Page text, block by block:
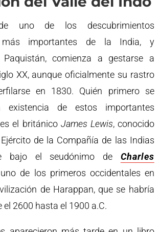
uno de los descubrimientos
más importantes de la India, y
Paquistán, comienza a gestarse a
XX, aunque oficialmente su rastro
en 1830. Quién primero se
de estos importantes
el británico James Lewis, conocido
de la Compañía de las Indias
bajo el seudónimo de Charles
de los primeros occidentales en
de Harappan, que se habría
el 2600 hasta el 1900 a.C.